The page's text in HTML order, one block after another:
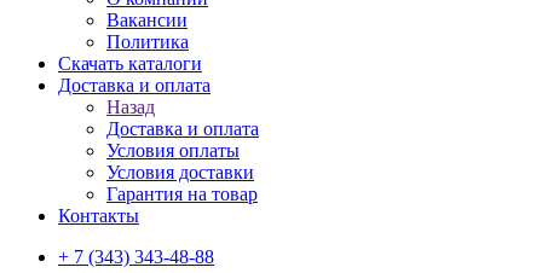
Вакансии
Политика
Скачать каталоги
Доставка и оплата
Назад
Доставка и оплата
Условия оплаты
Условия доставки
Гарантия на товар
Контакты
+ 7 (343) 343-48-88